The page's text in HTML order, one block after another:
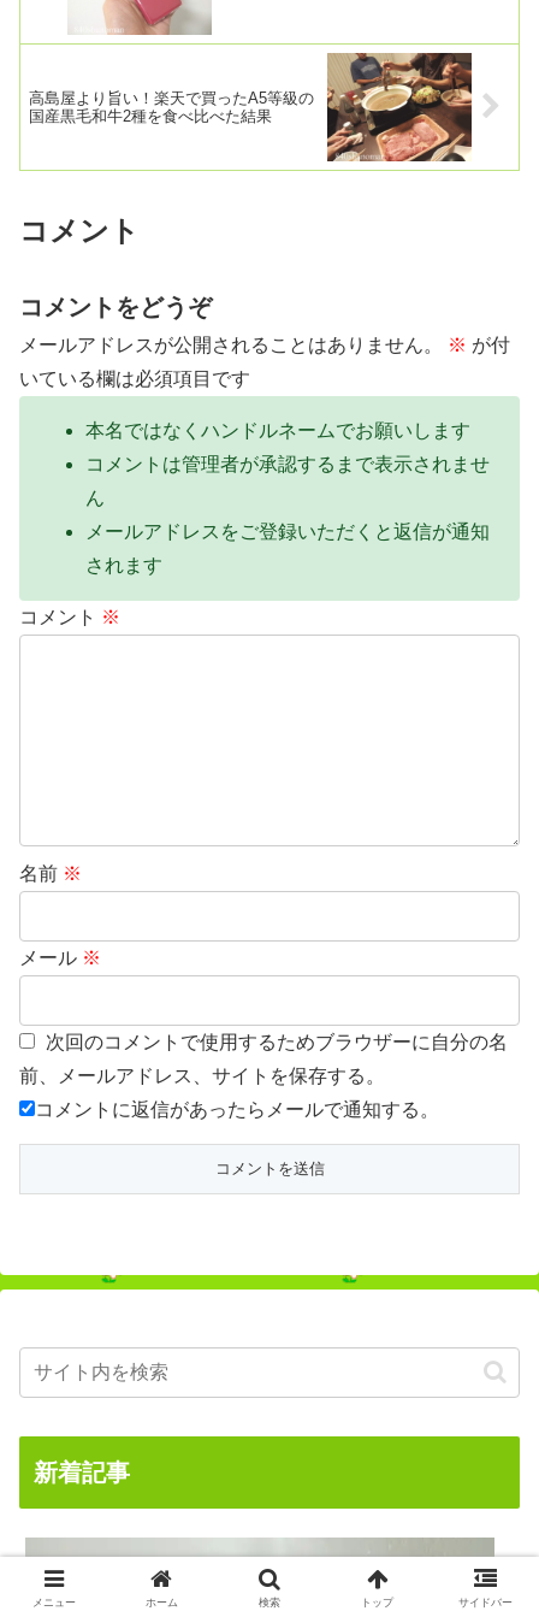
高島屋より旨い！楽天で買ったA5等級の
国産黒毛和牛2種を食べ比べた結果
コメント
コメントをどうぞ
メールアドレスが公開されることはありません。 ※ が付
いている欄は必須項目です
本名ではなくハンドルネームでお願いします
コメントは管理者が承認するまで表示されませ
ん
メールアドレスをご登録いただくと返信が通知
されます
コメント ※
名前 ※
メール ※
次回のコメントで使用するためブラウザーに自分の名
前、メールアドレス、サイトを保存する。
コメントに返信があったらメールで通知する。
新着記事
メニュー ホーム 検索 トップ サイドバー